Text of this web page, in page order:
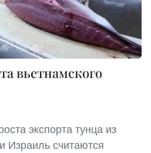
вьетнамского
экспорта тунца из
Израиль считаются